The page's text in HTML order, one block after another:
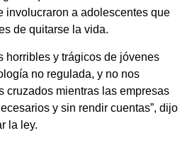
involucraron a adolescentes que
de quitarse la vida.
horribles y trágicos de jóvenes
no regulada, y no nos
cruzados mientras las empresas
y sin rendir cuentas”, dijo
la ley.